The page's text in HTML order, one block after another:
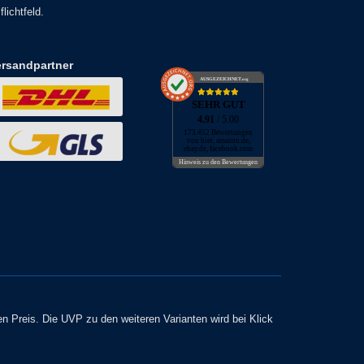
AUSGEZEICHNET.org
SEHR GUT
4.91/ 5.00
173.452 Bewertungen
von hier, amazon.de,
ebay.de, facebook.com
Hinweis zu den Bewertungen
Preis. Die UVP zu den weiteren Varianten wird bei Klick